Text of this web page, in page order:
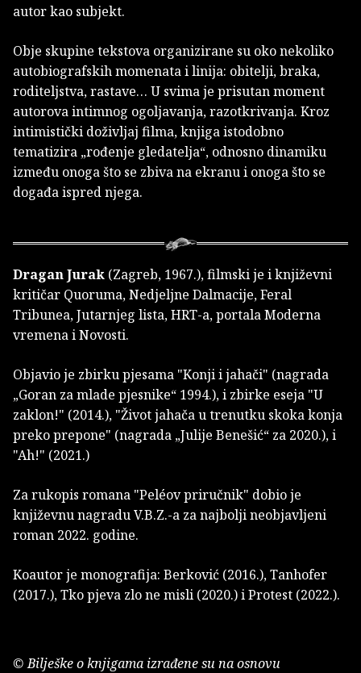
autor kao subjekt.
Obje skupine tekstova organizirane su oko nekoliko
autobiografskih momenata i linija: obitelji, braka,
roditeljstva, rastave… U svima je prisutan moment
autorova intimnog ogoljavanja, razotkrivanja. Kroz
intimistički doživljaj filma, knjiga istodobno
tematizira „rođenje gledatelja“, odnosno dinamiku
između onoga što se zbiva na ekranu i onoga što se
događa ispred njega.
Dragan Jurak (Zagreb, 1967.), filmski je i književni
kritičar Quoruma, Nedjeljne Dalmacije, Feral
Tribunea, Jutarnjeg lista, HRT-a, portala Moderna
vremena i Novosti.
Objavio je zbirku pjesama "Konji i jahači" (nagrada
„Goran za mlade pjesnike“ 1994.), i zbirke eseja "U
zaklon!" (2014.), "Život jahača u trenutku skoka konja
preko prepone" (nagrada „Julije Benešić“ za 2020.), i
"Ah!" (2021.)
Za rukopis romana "Peléov priručnik" dobio je
književnu nagradu V.B.Z.-a za najbolji neobjavljeni
roman 2022. godine.
Koautor je monografija: Berković (2016.), Tanhofer
(2017.), Tko pjeva zlo ne misli (2020.) i Protest (2022.).
© Bilješke o knjigama izrađene su na osnovu